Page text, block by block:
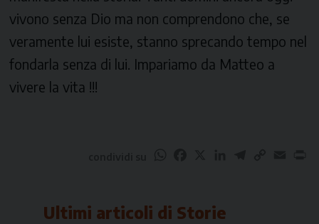
vivono senza Dio ma non comprendono che, se
veramente lui esiste, stanno sprecando tempo nel
fondarla senza di lui. Impariamo da Matteo a
vivere la vita !!!
Ultimi articoli di Storie